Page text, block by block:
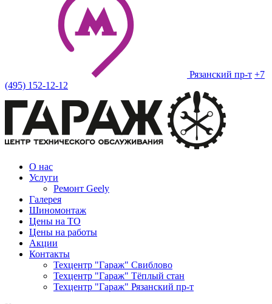
Рязанский пр-т +7
(495) 152-12-12
О нас
Услуги
Ремонт Geely
Галерея
Шиномонтаж
Цены на ТО
Цены на работы
Акции
Контакты
Техцентр "Гараж" Свиблово
Техцентр "Гараж" Тёплый стан
Техцентр "Гараж" Рязанский пр-т